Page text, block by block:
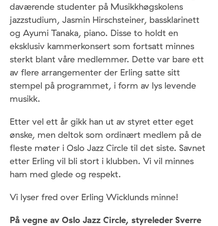
daværende studenter på Musikkhøgskolens
jazzstudium, Jasmin Hirschsteiner, bassklarinett
og Ayumi Tanaka, piano. Disse to holdt en
eksklusiv kammerkonsert som fortsatt minnes
sterkt blant våre medlemmer. Dette var bare ett
av flere arrangementer der Erling satte sitt
stempel på programmet, i form av lys levende
musikk.
Etter vel ett år gikk han ut av styret etter eget
ønske, men deltok som ordinært medlem på de
fleste møter i Oslo Jazz Circle til det siste. Savnet
etter Erling vil bli stort i klubben. Vi vil minnes
ham med glede og respekt.
Vi lyser fred over Erling Wicklunds minne!
På vegne av Oslo Jazz Circle, styreleder Sverre